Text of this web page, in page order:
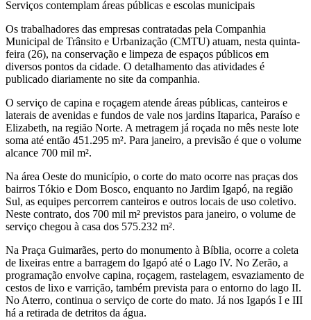
Serviços contemplam áreas públicas e escolas municipais
Os trabalhadores das empresas contratadas pela Companhia
Municipal de Trânsito e Urbanização (CMTU) atuam, nesta quinta-
feira (26), na conservação e limpeza de espaços públicos em
diversos pontos da cidade. O detalhamento das atividades é
publicado diariamente no site da companhia.
O serviço de capina e roçagem atende áreas públicas, canteiros e
laterais de avenidas e fundos de vale nos jardins Itaparica, Paraíso e
Elizabeth, na região Norte. A metragem já roçada no mês neste lote
soma até então 451.295 m². Para janeiro, a previsão é que o volume
alcance 700 mil m².
Na área Oeste do município, o corte do mato ocorre nas praças dos
bairros Tókio e Dom Bosco, enquanto no Jardim Igapó, na região
Sul, as equipes percorrem canteiros e outros locais de uso coletivo.
Neste contrato, dos 700 mil m² previstos para janeiro, o volume de
serviço chegou à casa dos 575.232 m².
Na Praça Guimarães, perto do monumento à Bíblia, ocorre a coleta
de lixeiras entre a barragem do Igapó até o Lago IV. No Zerão, a
programação envolve capina, roçagem, rastelagem, esvaziamento de
cestos de lixo e varrição, também prevista para o entorno do lago II.
No Aterro, continua o serviço de corte do mato. Já nos Igapós I e III
há a retirada de detritos da água.